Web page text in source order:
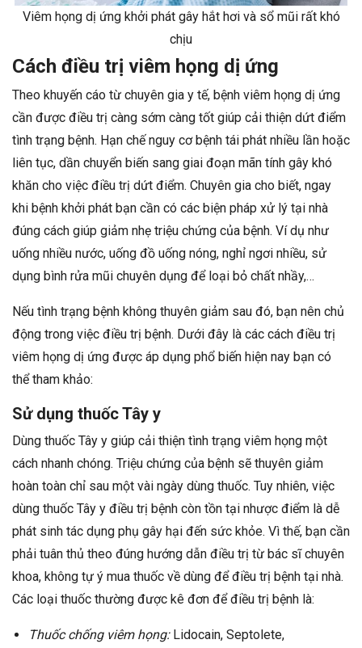
Viêm họng dị ứng khởi phát gây hắt hơi và sổ mũi rất khó
chịu
Cách điều trị viêm họng dị ứng
Theo khuyến cáo từ chuyên gia y tế, bệnh viêm họng dị ứng
cần được điều trị càng sớm càng tốt giúp cải thiện dứt điểm
tình trạng bệnh. Hạn chế nguy cơ bệnh tái phát nhiều lần hoặc
liên tục, dần chuyển biến sang giai đoạn mãn tính gây khó
khăn cho việc điều trị dứt điểm. Chuyên gia cho biết, ngay
khi bệnh khởi phát bạn cần có các biện pháp xử lý tại nhà
đúng cách giúp giảm nhẹ triệu chứng của bệnh. Ví dụ như
uống nhiều nước, uống đồ uống nóng, nghỉ ngơi nhiều, sử
dụng bình rửa mũi chuyên dụng để loại bỏ chất nhầy,…
Nếu tình trạng bệnh không thuyên giảm sau đó, bạn nên chủ
động trong việc điều trị bệnh. Dưới đây là các cách điều trị
viêm họng dị ứng được áp dụng phổ biến hiện nay bạn có
thể tham khảo:
Sử dụng thuốc Tây y
Dùng thuốc Tây y giúp cải thiện tình trạng viêm họng một
cách nhanh chóng. Triệu chứng của bệnh sẽ thuyên giảm
hoàn toàn chỉ sau một vài ngày dùng thuốc. Tuy nhiên, việc
dùng thuốc Tây y điều trị bệnh còn tồn tại nhược điểm là dễ
phát sinh tác dụng phụ gây hại đến sức khỏe. Vì thế, bạn cần
phải tuân thủ theo đúng hướng dẫn điều trị từ bác sĩ chuyên
khoa, không tự ý mua thuốc về dùng để điều trị bệnh tại nhà.
Các loại thuốc thường được kê đơn để điều trị bệnh là:
Thuốc chống viêm họng:Lidocain, Septolete,